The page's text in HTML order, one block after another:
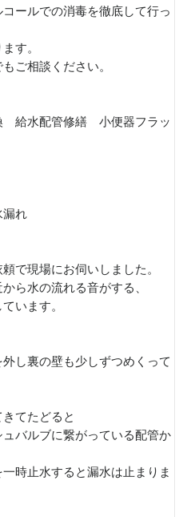
ールでの消毒を徹底して行っ
す。
ご相談ください。
給水配管修繕 小便器フラッ
漏れ
で現場にお伺いしました。
ら水の流れる音がする、
います。
し裏の壁も少しずつめくって
てたどると
バルブに繋がっている配管か
時止水すると漏水は止まりま